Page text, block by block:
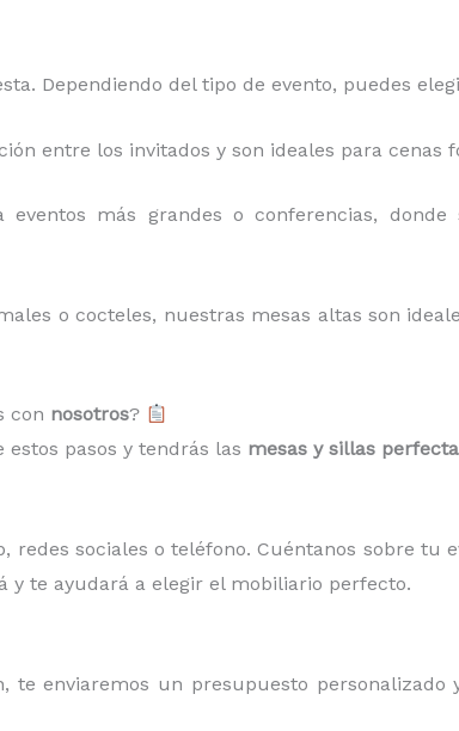
Dependiendo del tipo de evento, puedes
entre los invitados y son ideales para cenas
eventos más grandes o conferencias,
o cocteles, nuestras mesas altas son
con nosotros?
pasos y tendrás las mesas y sillas
redes sociales o teléfono. Cuéntanos sobre tu
y te ayudará a elegir el mobiliario perfecto.
te enviaremos un presupuesto personalizado